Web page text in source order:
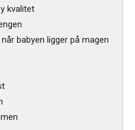
kvalitet
babyen ligger på magen